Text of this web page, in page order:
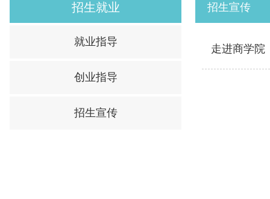
招生就业
就业指导
创业指导
招生宣传
招生宣传
走进商学院